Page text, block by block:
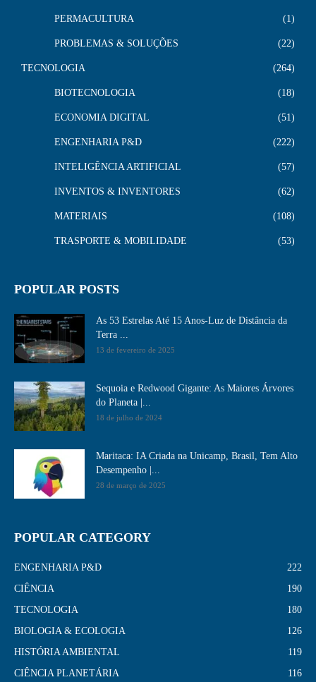
PERMACULTURA 1
PROBLEMAS & SOLUÇÕES 22
TECNOLOGIA 264
BIOTECNOLOGIA 18
ECONOMIA DIGITAL 51
ENGENHARIA P&D 222
INTELIGÊNCIA ARTIFICIAL 57
INVENTOS & INVENTORES 62
MATERIAIS 108
TRASPORTE & MOBILIDADE 53
POPULAR POSTS
As 53 Estrelas Até 15 Anos-Luz de Distância da
Terra ...
13 de fevereiro de 2025
Sequoia e Redwood Gigante: As Maiores Árvores
do Planeta |...
18 de julho de 2024
Maritaca: IA Criada na Unicamp, Brasil, Tem Alto
Desempenho​ |...
28 de março de 2025
POPULAR CATEGORY
ENGENHARIA P&D
222
CIÊNCIA
190
TECNOLOGIA
180
BIOLOGIA & ECOLOGIA
126
HISTÓRIA AMBIENTAL
119
CIÊNCIA PLANETÁRIA
116